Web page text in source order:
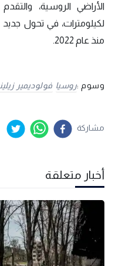
الأراضي الروسية،
لكيلومترات، في تحول جديد
منذ عام 2022.
وسوم :روسيا فولوديمير
مشاركة
أخبار متعلقة